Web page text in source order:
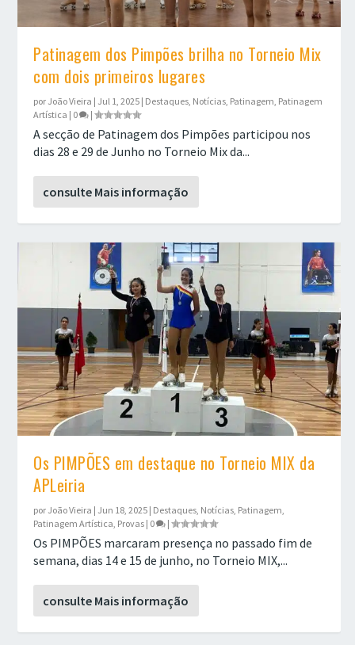
Patinagem dos Pimpões brilha no Torneio Mix
com dois primeiros lugares
por João Vieira | Jul 1, 2025 | Destaques Notícias Patinagem Patinagem
Artística | 0 |
A secção de Patinagem dos Pimpões participou nos
dias 28 e 29 de Junho no Torneio Mix da...
consulte Mais informação
Os PIMPÕES em destaque no Torneio MIX da
APLeiria
por João Vieira | Jun 18, 2025 | Destaques, Notícias, Patinagem,
Patinagem Artística, Provas | 0 |
Os PIMPÕES marcaram presença no passado fim de
semana, dias 14 e 15 de junho, no Torneio MIX,...
consulte Mais informação